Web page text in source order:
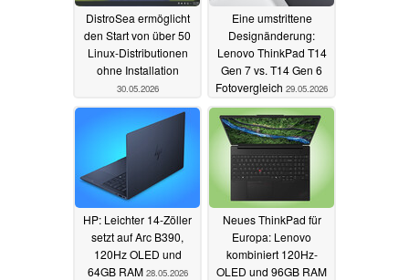
DistroSea ermöglicht
den Start von über 50
Linux-Distributionen
ohne Installation
30.05.2026
Eine umstrittene
Designänderung:
Lenovo ThinkPad T14
Gen 7 vs. T14 Gen 6
Fotovergleich 29.05.2026
HP: Leichter 14-Zöller
setzt auf Arc B390,
120Hz OLED und
64GB RAM 28.05.2026
Neues ThinkPad für
Europa: Lenovo
kombiniert 120Hz-
OLED und 96GB RAM